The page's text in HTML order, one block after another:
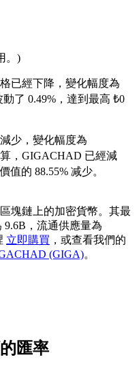
。)
已經下降，變化幅度為
了 0.49%，達到最高 ₺0
少，變化幅度為
，GIGACHAD 已經減
值的 88.55% 减少。
塊鏈上的加密貨幣。其最
9.6B，流通供應量為
立即購買 ，或查看我們的
(GIGA)。
匯率